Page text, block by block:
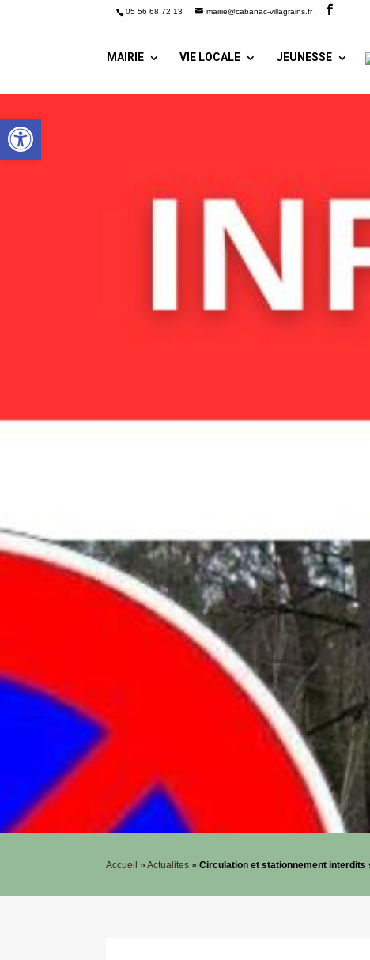
Ouvrir la barre d’outils
05 56 68 72 13 mairie@cabanac-villagrains.fr
MAIRIE VIE LOCALE JEUNESSE
Accueil »Actualites »Circulation et stationnement interdits